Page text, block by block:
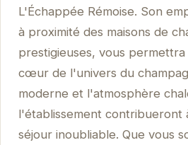
L'Échappée Rémoise. Son
à proximité des maisons de
prestigieuses, vous
cœur de l'univers du
moderne et l'atmosphère
l'établissement contribueront
séjour inoubliable. Que vous